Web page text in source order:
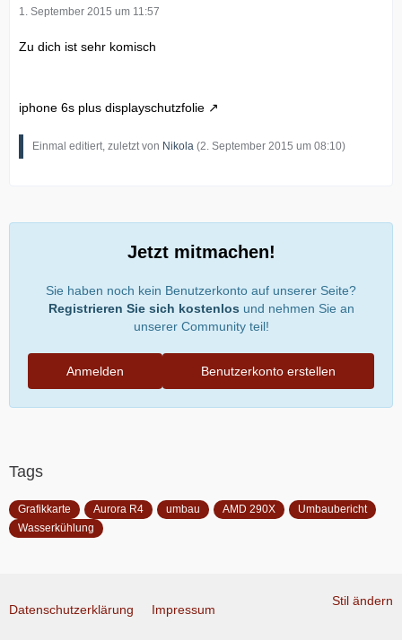
1. September 2015 um 11:57
Zu dich ist sehr komisch
iphone 6s plus displayschutzfolie
Einmal editiert, zuletzt von Nikola (2. September 2015 um 08:10)
Jetzt mitmachen!
Sie haben noch kein Benutzerkonto auf unserer Seite?
Registrieren Sie sich kostenlos und nehmen Sie an
unserer Community teil!
Benutzerkonto erstellen
Anmelden
Tags
Grafikkarte Aurora R4 umbau AMD 290X
Umbaubericht
Wasserkühlung
Stil ändern
Datenschutzerklärung Impressum